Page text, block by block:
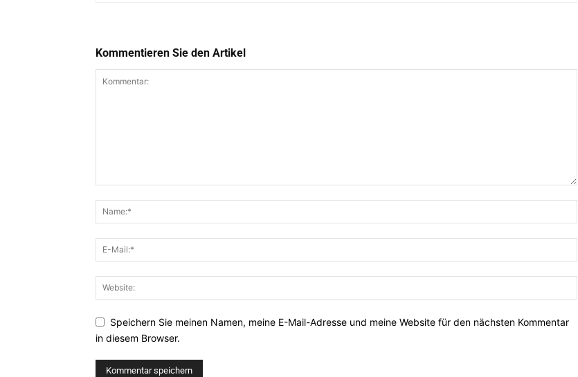
Kommentieren Sie den Artikel
Speichern Sie meinen Namen, meine E-Mail-Adresse und meine Website für den nächsten Kommentar
in diesem Browser.